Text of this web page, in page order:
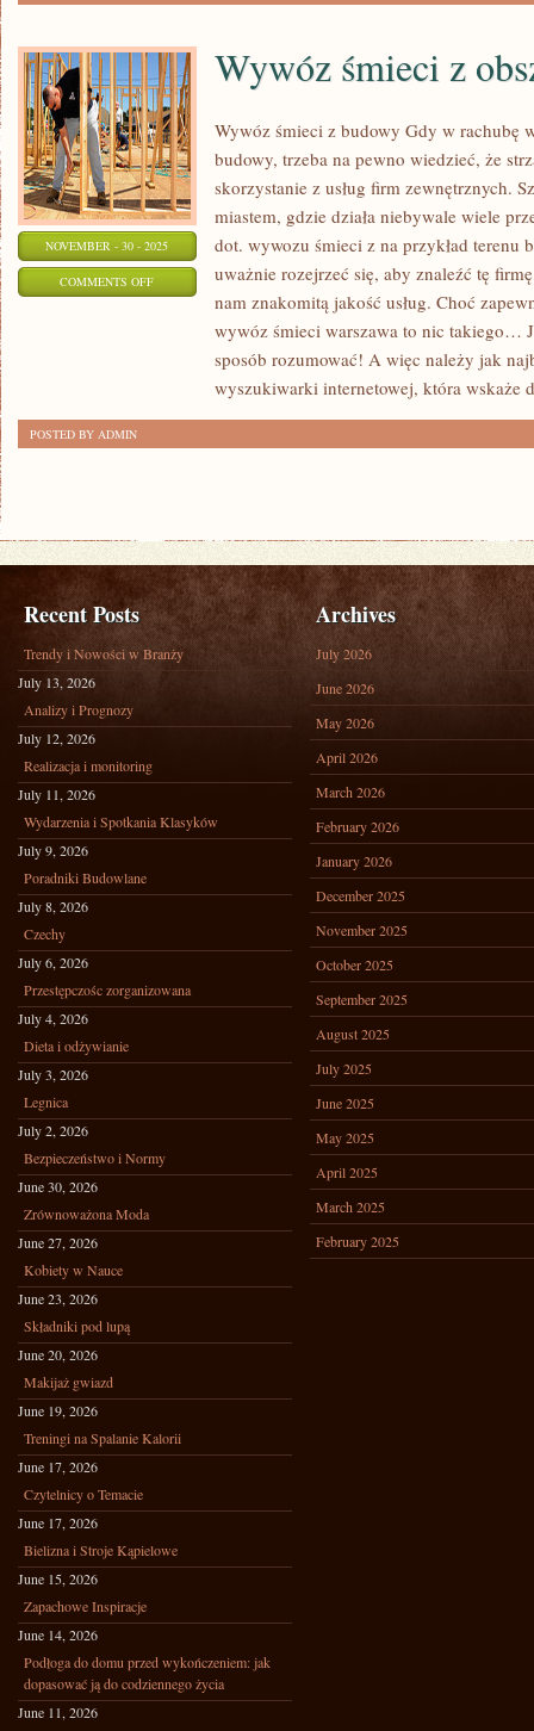
NOVEMBER - 30 - 2025
COMMENTS OFFON
Wywóz śmieci z
Wywóz śmieci z budowy Gdy w rachubę
budowy, trzeba na pewno wiedzieć, że
skorzystanie z usług firm zewnętrznych.
miastem, gdzie działa niebywale wiele
dot. wywozu śmieci z na przykład terenu
uważnie rozejrzeć się, aby znaleźć tę
nam znakomitą jakość usług. Choć
wywóz śmieci warszawa to nic takiego…
sposób rozumować! A więc należy jak
wyszukiwarki internetowej, która wskaże
POSTED BY ADMIN
Recent Posts
Trendy i Nowości w Branży
July 13, 2026
Analizy i Prognozy
July 12, 2026
Realizacja i monitoring
July 11, 2026
Wydarzenia i Spotkania Klasyków
July 9, 2026
Poradniki Budowlane
July 8, 2026
Czechy
July 6, 2026
Przestępczośc zorganizowana
July 4, 2026
Dieta i odżywianie
July 3, 2026
Legnica
July 2, 2026
Bezpieczeństwo i Normy
June 30, 2026
Zrównoważona Moda
June 27, 2026
Kobiety w Nauce
June 23, 2026
Składniki pod lupą
June 20, 2026
Makijaż gwiazd
June 19, 2026
Treningi na Spalanie Kalorii
June 17, 2026
Czytelnicy o Temacie
June 17, 2026
Bielizna i Stroje Kąpielowe
June 15, 2026
Zapachowe Inspiracje
June 14, 2026
Podłoga do domu przed wykończeniem: jak
dopasować ją do codziennego życia
June 11, 2026
Archives
July 2026
June 2026
May 2026
April 2026
March 2026
February 2026
January 2026
December 2025
November 2025
October 2025
September 2025
August 2025
July 2025
June 2025
May 2025
April 2025
March 2025
February 2025